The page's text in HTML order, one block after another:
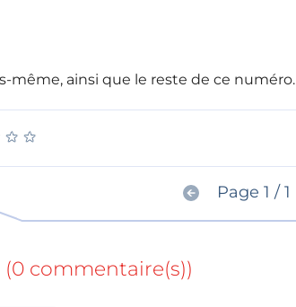
même, ainsi que le reste de ce numéro.
★ ★
★ ★
Page 1 / 1
(0 commentaire(s))